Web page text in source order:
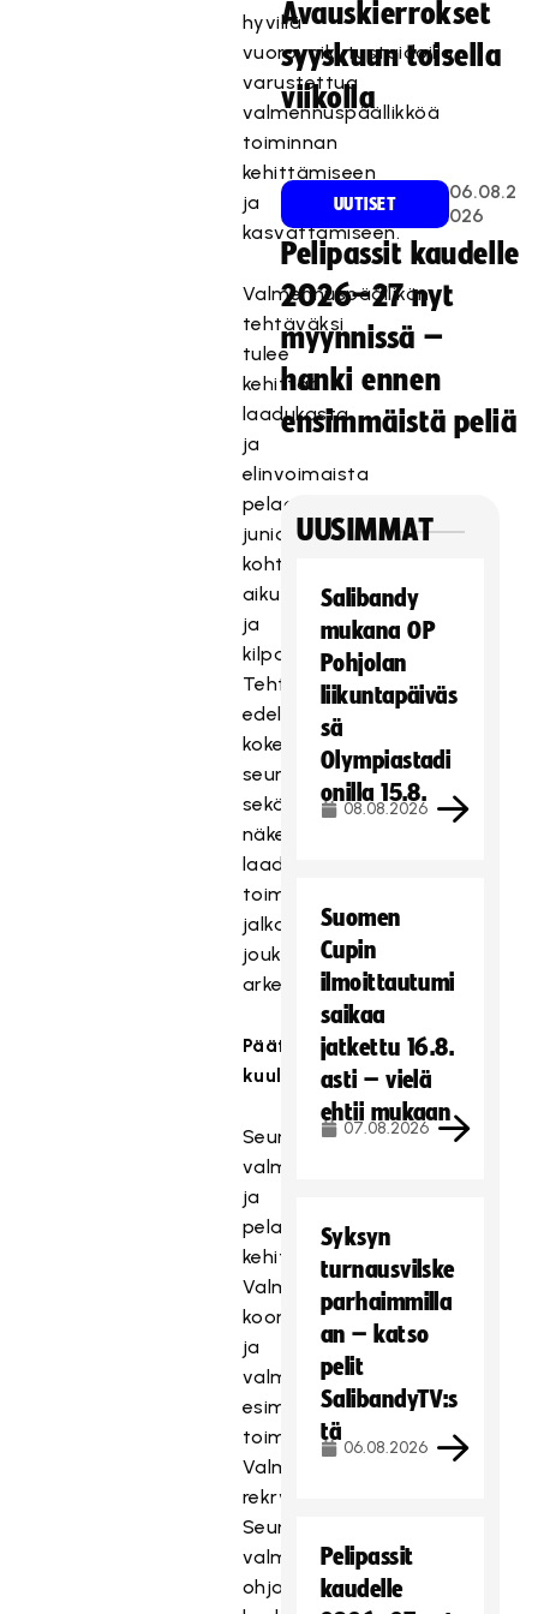
hyvillä
vuorovaikutustaidoilla
varustettua
valmennuspäällikköä
toiminnan
kehittämiseen
ja
kasvattamiseen.
Valmennuspäällikön
tehtäväksi
tulee
kehittää
laadukasta
ja
elinvoimaista
pelaajapolkua
junioripelaajista
kohti
aikuisikää
ja
kilpapelaamista.
Tehtävä
edellyttää
kokemusta
seuratoiminnasta
sekä
näkemystä
laadukkaan
toimintakulttuurin
jalkauttamisesta
joukkueiden
arkeen.
Päätehtäviisi
kuuluvat
Seuran
valmennuslinjan
ja
pelaajapolun
kehittäminen
Valmennustoiminnan
koordinointi
ja
valmentajien
esimiehenä
toiminen
Valmentajien
rekrytointi
Seuran
valmentajien
ohjaaminen,
Avauskierrokset
syyskuun toisella
viikolla
UUTISET
06.08.2
026
Pelipassit kaudelle
2026–27 nyt
myynnissä –
hanki ennen
ensimmäistä peliä
UUSIMMAT
Salibandy
mukana OP
Pohjolan
liikuntapäiväs
sä
Olympiastadi
onilla 15.8.
08.08.2026
Suomen
Cupin
ilmoittautumi
saikaa
jatkettu 16.8.
asti – vielä
ehtii mukaan
07.08.2026
Syksyn
turnausvilske
parhaimmilla
an – katso
pelit
SalibandyTV:s
tä
06.08.2026
Pelipassit
kaudelle